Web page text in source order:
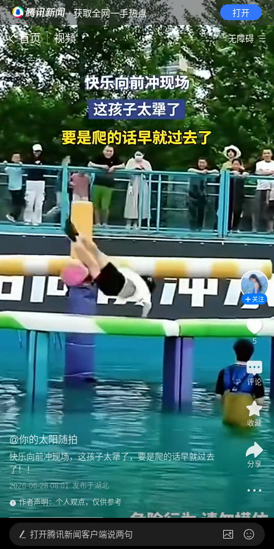
· 获取全网一手热点 打开
首页 视频 无障碍
@你的太阳随拍
快乐向前冲现场，这孩子太犟了，要是爬的话早就过去
了！！
2026-06-28 08:01 发布于湖北
作者声明：个人观点，仅供参考
关注
5
评论
收藏
分享
打开腾讯新闻客户端说两句